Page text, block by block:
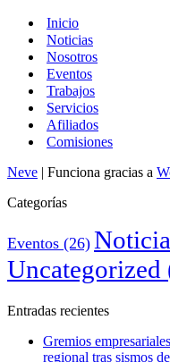
Inicio
Noticias
Nosotros
Eventos
Trabajos
Servicios
Afiliados
Comisiones
Neve | Funciona gracias a
Categorías
Eventos (26)
Uncategorized
Entradas recientes
Gremios
regional tras sismos